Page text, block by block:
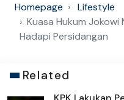
Homepage
Lifestyle
Kuasa Hukum
Hadapi Persidangan
Related